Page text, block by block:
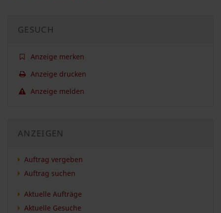
GESUCH
Anzeige merken
Anzeige drucken
Anzeige melden
ANZEIGEN
Auftrag vergeben
Auftrag suchen
Aktuelle Aufträge
Aktuelle Gesuche